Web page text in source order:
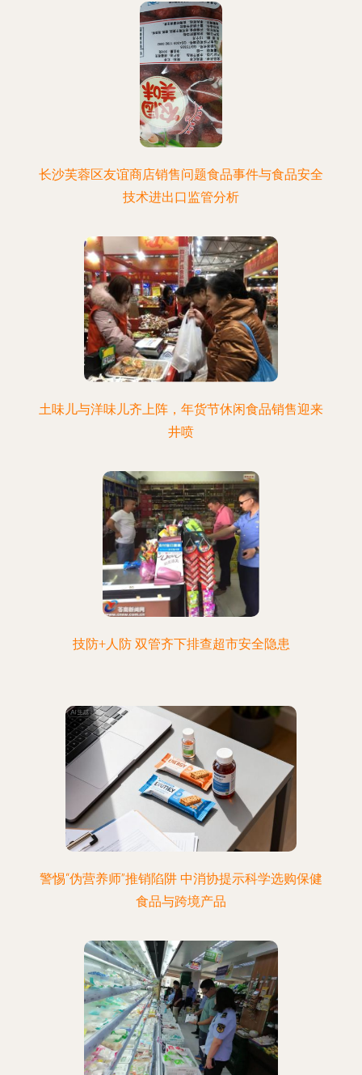
长沙芙蓉区友谊商店销售问题食品事件与食品安全
技术进出口监管分析
土味儿与洋味儿齐上阵，年货节休闲食品销售迎来
井喷
技防+人防 双管齐下排查超市安全隐患
警惕“伪营养师”推销陷阱 中消协提示科学选购保健
食品与跨境产品